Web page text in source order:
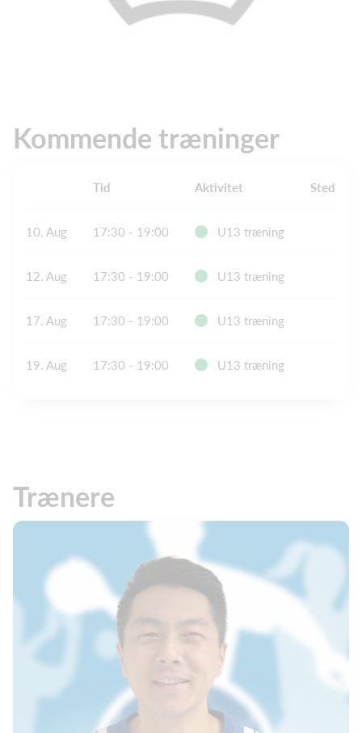
Kommende træninger
Tid Aktivitet Sted
10. Aug 17:30 - 19:00 U13 træning
12. Aug 17:30 - 19:00 U13 træning
17. Aug 17:30 - 19:00 U13 træning
19. Aug 17:30 - 19:00 U13 træning
Trænere